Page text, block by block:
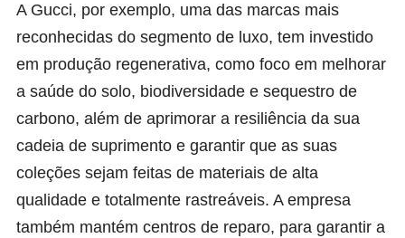
A Gucci, por exemplo, uma das marcas mais
reconhecidas do segmento de luxo, tem investido
em produção regenerativa, como foco em melhorar
a saúde do solo, biodiversidade e sequestro de
carbono, além de aprimorar a resiliência da sua
cadeia de suprimento e garantir que as suas
coleções sejam feitas de materiais de alta
qualidade e totalmente rastreáveis. A empresa
também mantém centros de reparo, para garantir a